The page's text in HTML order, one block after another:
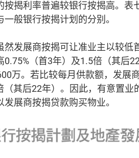
按揭利率普遍较银行按揭高。
般银行按揭计划的分别。
然发展商按揭可让准业主以较
（首3年）及1.5倍（其后
万。若比较每月供款额，发展
（其后22年）。因此，有意置
展商按揭贷款购买物业。